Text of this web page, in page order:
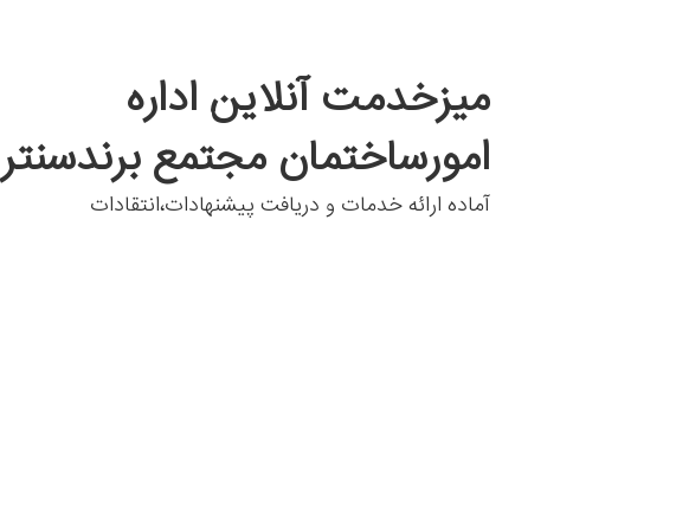
میزخدمت آنلاین اداره
امورساختمان مجتمع برندسنتر
آماده ارائه خدمات و دریافت پیشنهادات،انتقادات